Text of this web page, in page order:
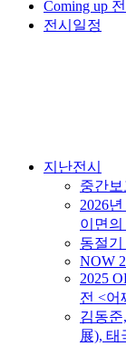
Coming up 전
전시일정
지난전시
중간
2026
이면
동절
NOW
2025
전 <어
김동
展), 태